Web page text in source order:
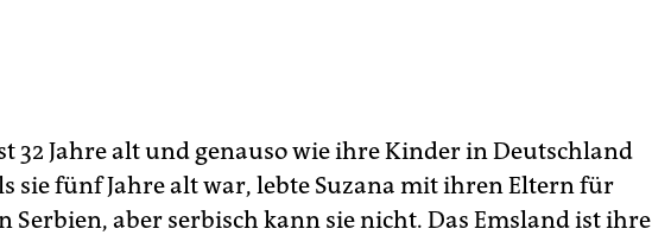
32 Jahre alt und genauso wie ihre Kinder in Deutschland
sie fünf Jahre alt war, lebte Suzana mit ihren Eltern für
Serbien, aber serbisch kann sie nicht. Das Emsland ist ihre